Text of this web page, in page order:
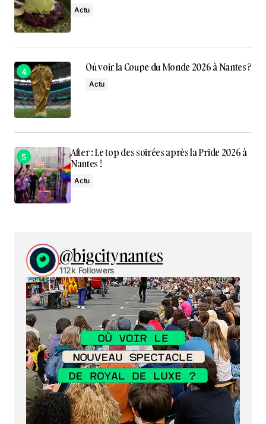
Actu
Où voir la Coupe du Monde 2026 à Nantes ?
Actu
After : Le top des soirées après la Pride 2026 à
Nantes !
Actu
@bigcitynantes
112k Followers